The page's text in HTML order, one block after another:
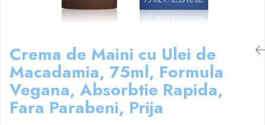
Crema de Maini cu Ulei de
Macadamia, 75ml, Formula
Vegana, Absorbtie Rapida,
Fara Parabeni, Prija